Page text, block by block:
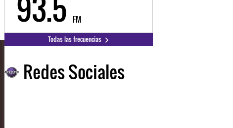
93.5 FM
Todas las frecuencias
Redes Sociales